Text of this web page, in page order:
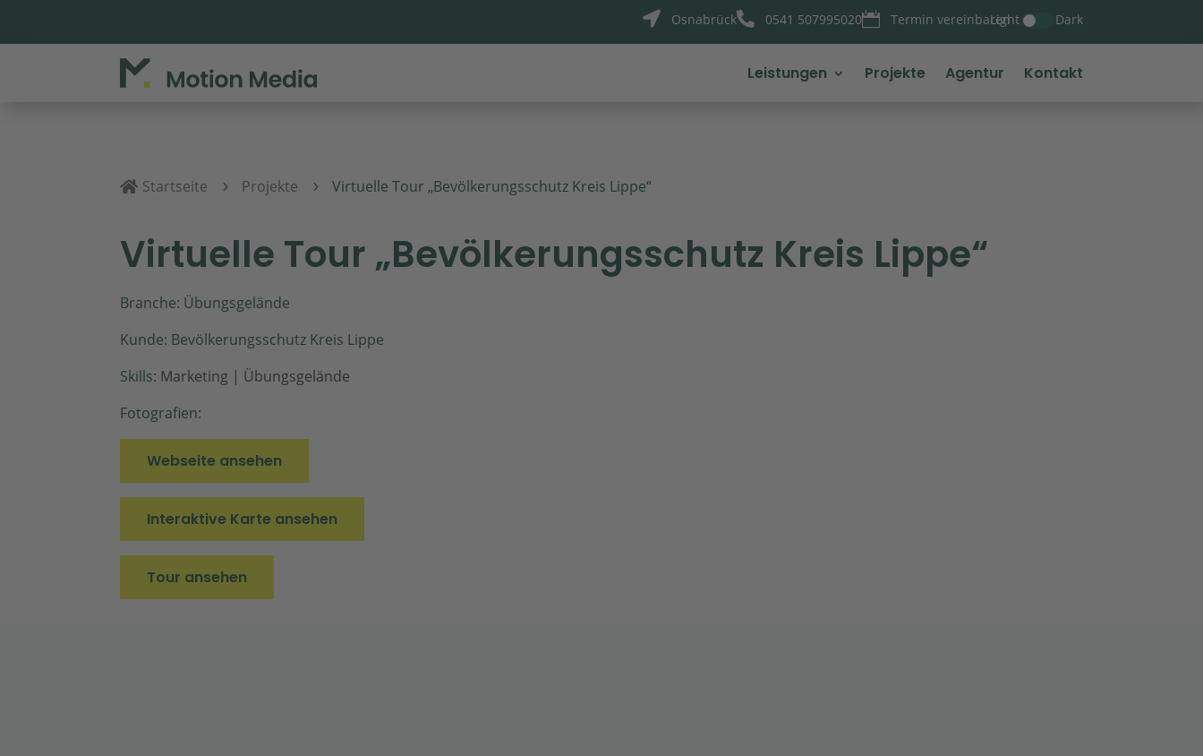
 Osnabrück 0541 507995020 Termin vereinbaren
Light Dark
Leistungen Projekte Agentur Kontakt
 Startseite 5 Projekte 5 Virtuelle Tour „Bevölkerungsschutz Kreis Lippe“
Virtuelle Tour „Bevölkerungsschutz Kreis Lippe“
Branche: Übungsgelände
Kunde: Bevölkerungsschutz Kreis Lippe
Skills: Marketing | Übungsgelände
Fotografien:
Webseite ansehen
Interaktive Karte ansehen
Tour ansehen